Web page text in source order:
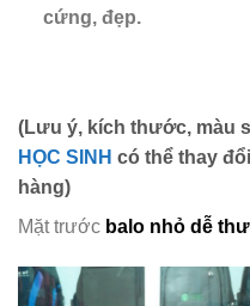
cứng, đẹp.
(Lưu ý, kích thước, màu
HỌC SINH có thể thay
hàng)
Mặt trước balo nhỏ dễ